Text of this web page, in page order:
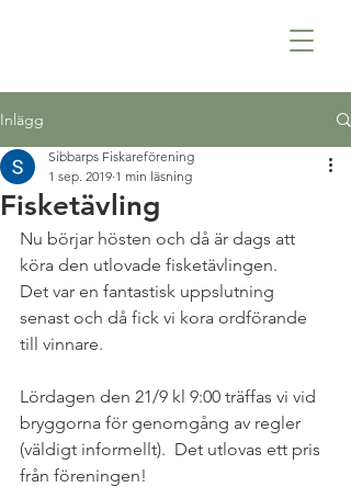
Inlägg
Fisketävling
Sibbarps Fiskareförening
1 sep. 2019 1 min läsning
Nu börjar hösten och då är dags att
köra den utlovade fisketävlingen.
Det var en fantastisk uppslutning
senast och då fick vi kora ordförande
till vinnare.
Lördagen den 21/9 kl 9:00 träffas vi vid
bryggorna för genomgång av regler
(väldigt informellt).  Det utlovas ett pris
från föreningen!